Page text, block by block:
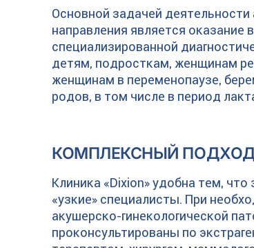
Основной задачей деятельности
направления является
специализированной
детям, подросткам, женщинам
женщинам в переменопаузе,
родов, в том числе в период
КОМПЛЕКСНЫЙ
Клиника «Dixion» удобна тем,
«узкие» специалисты. При
акушерско-гинекологической
проконсультированы по